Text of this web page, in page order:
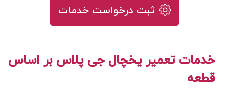
ثبت درخواست خدمات
خدمات تعمیر یخچال جی پلاس بر اساس
قطعه